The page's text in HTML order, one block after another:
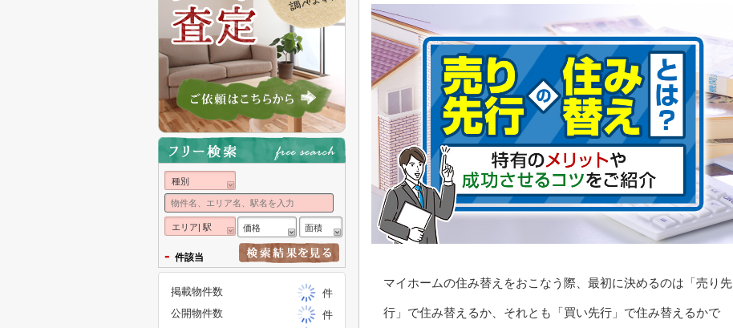
マイホームの住み替えをおこなう際、最初に決めるのは「売り先
行」で住み替えるか、それとも「買い先行」で住み替えるかで
種別
エリア| 駅 価格 面積
- 件該当
掲載物件数
件
公開物件数
件